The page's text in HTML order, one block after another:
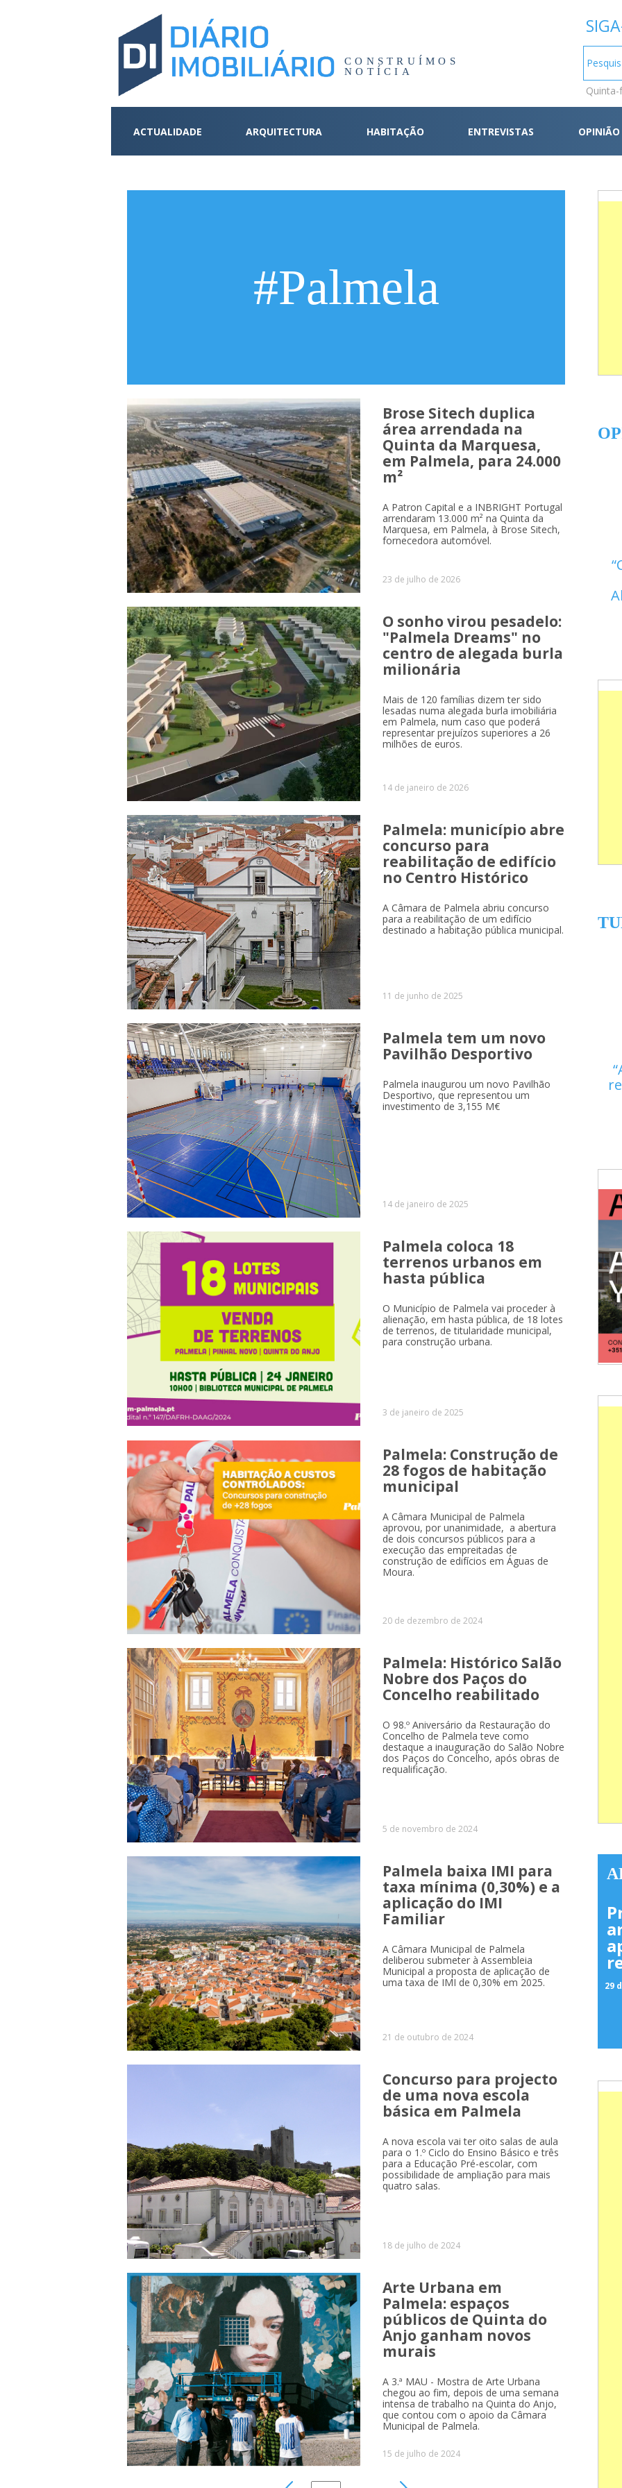
CONSTRUÍMOS
NOTÍCIA
ACTUALIDADE ARQUITECTURA HABITAÇÃO ENTREVISTAS OPINIÃO
#Palmela
Brose Sitech duplica
área arrendada na
Quinta da Marquesa,
em Palmela, para 24.000
m²
A Patron Capital e a INBRIGHT Portugal
arrendaram 13.000 m² na Quinta da
Marquesa, em Palmela, à Brose Sitech,
fornecedora automóvel.
23 de julho de 2026
O sonho virou pesadelo:
"Palmela Dreams" no
centro de alegada burla
milionária
Mais de 120 famílias dizem ter sido
lesadas numa alegada burla imobiliária
em Palmela, num caso que poderá
representar prejuízos superiores a 26
milhões de euros.
14 de janeiro de 2026
Palmela: município abre
concurso para
reabilitação de edifício
no Centro Histórico
A Câmara de Palmela abriu concurso
para a reabilitação de um edifício
destinado a habitação pública municipal.
11 de junho de 2025
Palmela tem um novo
Pavilhão Desportivo
Palmela inaugurou um novo Pavilhão
Desportivo, que representou um
investimento de 3,155 M€
14 de janeiro de 2025
Palmela coloca 18
terrenos urbanos em
hasta pública
O Município de Palmela vai proceder à
alienação, em hasta pública, de 18 lotes
de terrenos, de titularidade municipal,
para construção urbana.
3 de janeiro de 2025
Palmela: Construção de
28 fogos de habitação
municipal
A Câmara Municipal de Palmela
aprovou, por unanimidade, a abertura
de dois concursos públicos para a
execução das empreitadas de
construção de edifícios em Águas de
Moura.
20 de dezembro de 2024
Palmela: Histórico Salão
Nobre dos Paços do
Concelho reabilitado
O 98.º Aniversário da Restauração do
Concelho de Palmela teve como
destaque a inauguração do Salão Nobre
dos Paços do Concelho, após obras de
requalificação.
5 de novembro de 2024
Palmela baixa IMI para
taxa mínima (0,30%) e a
aplicação do IMI
Familiar
A Câmara Municipal de Palmela
deliberou submeter à Assembleia
Municipal a proposta de aplicação de
uma taxa de IMI de 0,30% em 2025.
21 de outubro de 2024
Concurso para projecto
de uma nova escola
básica em Palmela
A nova escola vai ter oito salas de aula
para o 1.º Ciclo do Ensino Básico e três
para a Educação Pré-escolar, com
possibilidade de ampliação para mais
quatro salas.
18 de julho de 2024
Arte Urbana em
Palmela: espaços
públicos de Quinta do
Anjo ganham novos
murais
A 3.ª MAU - Mostra de Arte Urbana
chegou ao fim, depois de uma semana
intensa de trabalho na Quinta do Anjo,
que contou com o apoio da Câmara
Municipal de Palmela.
15 de julho de 2024
29